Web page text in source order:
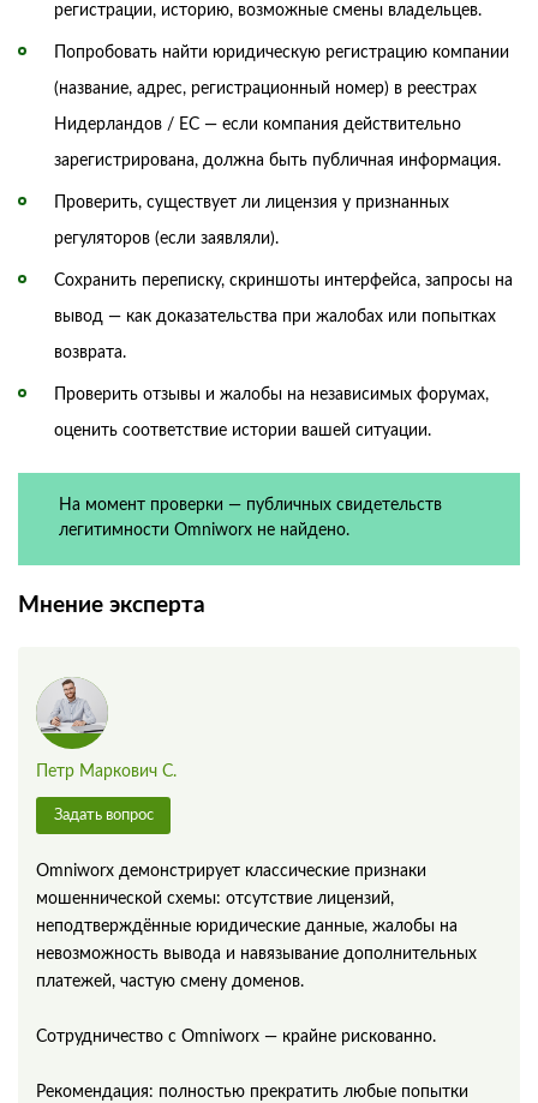
регистрации, историю, возможные смены владельцев.
Попробовать найти юридическую регистрацию компании
(название, адрес, регистрационный номер) в реестрах
Нидерландов / ЕС — если компания действительно
зарегистрирована, должна быть публичная информация.
Проверить, существует ли лицензия у признанных
регуляторов (если заявляли).
Сохранить переписку, скриншоты интерфейса, запросы на
вывод — как доказательства при жалобах или попытках
возврата.
Проверить отзывы и жалобы на независимых форумах,
оценить соответствие истории вашей ситуации.
На момент проверки — публичных свидетельств
легитимности Omniworx не найдено.
Мнение эксперта
Петр Маркович С.
Задать вопрос
Omniworx демонстрирует классические признаки
мошеннической схемы: отсутствие лицензий,
неподтверждённые юридические данные, жалобы на
невозможность вывода и навязывание дополнительных
платежей, частую смену доменов.
Сотрудничество с Omniworx — крайне рискованно.
Рекомендация: полностью прекратить любые попытки